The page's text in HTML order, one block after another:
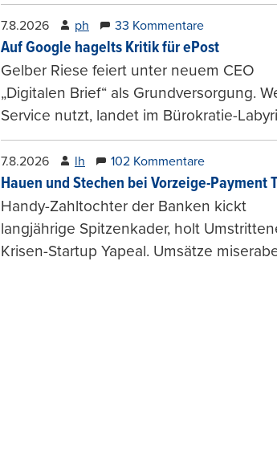
7.8.2026 ph 33 Kommentare
Auf Google hagelts Kritik für ePost
Gelber Riese feiert unter neuem CEO
„Digitalen Brief“ als Grundversorgung.
Service nutzt, landet im Bürokratie-
7.8.2026 lh 102 Kommentare
Hauen und Stechen bei Vorzeige-Payment
Handy-Zahltochter der Banken kickt
langjährige Spitzenkader, holt
Krisen-Startup Yapeal. Umsätze